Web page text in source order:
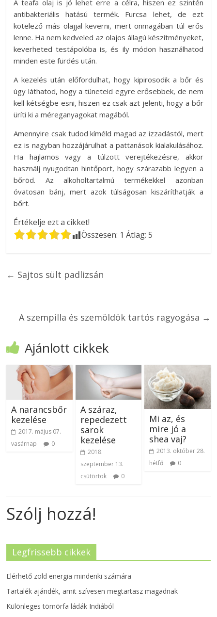
A teafa olaj is jó lehet erre a célra, hiszen ez szintén
antibakteriális hatású termék. Furcsa lehet, de ezt
kötelező más olajjal keverni, mert önmagában túl erős
lenne. Ha nem kedveled az olajos állagú készítményeket,
keverheted testápolóba is, és ily módon használhatod
minden este fürdés után.
A kezelés után előfordulhat, hogy kipirosodik a bőr és
úgy láthatod, hogy a tüneteid egyre erősebbek, de nem
kell kétségbe esni, hiszen ez csak azt jelenti, hogy a bőr
üríti ki a méreganyagokat magából.
Amennyire csak tudod kíméld magad az izzadástól, mert
ez is nagyban hozzájárulhat a pattanások kialakulásához.
Ha hajlamos vagy a túlzott verejtékezésre, akkor
használj nyugodtan hintőport, hogy szárazabb legyen a
bőröd. Az alkoholtartalmú termékekkel azonban
óvatosan bánj, mert azok túlságosan kiszáríthatják a
bőrt.
Értékelje ezt a cikket!
Összesen: 1 Átlag:5
← Sajtos sült padlizsán
A szempilla és szemöldök tartós ragyogása →
Ajánlott cikkek
A narancsbőr
kezelése
2017. május 07.
vasárnap
0
A száraz,
repedezett
sarok
kezelése
2018.
szeptember 13.
csütörtök
0
Mi az, és
mire jó a
shea vaj?
2013. október 28.
hétfő
0
Szólj hozzá!
Legfrissebb cikkek
Elérhető zöld energia mindenki számára
Tartalék ajándék, amit szívesen megtartasz magadnak
Különleges tömörfa ládák Indiából